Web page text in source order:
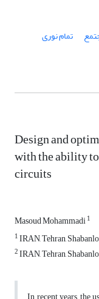
تمام نوری
Design and
with the ability
circuits
Masoud Mohammadi1
1IRAN, Tehran,
2IRAN, Tehran,